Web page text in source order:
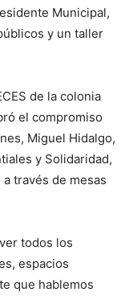
Municipal,
y un taller
de la colonia
el compromiso
Miguel Hidalgo,
y Solidaridad,
través de mesas
todos los
espacios
que hablemos